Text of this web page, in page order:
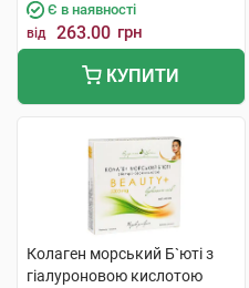
Є в наявності
від 263.00 грн
КУПИТИ
Колаген морський Б`юті з
гіалуроновою кислотою